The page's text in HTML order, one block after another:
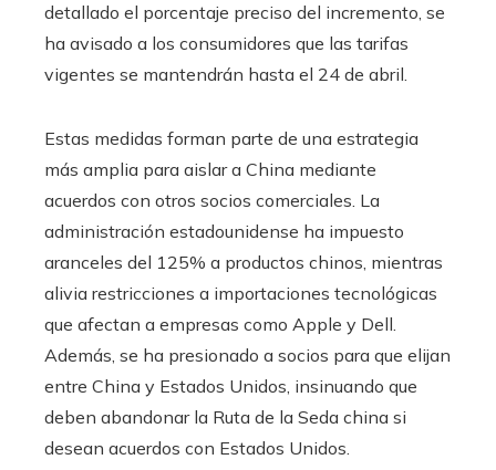
detallado el porcentaje preciso del incremento, se
ha avisado a los consumidores que las tarifas
vigentes se mantendrán hasta el 24 de abril.
Estas medidas forman parte de una estrategia
más amplia para aislar a China mediante
acuerdos con otros socios comerciales. La
administración estadounidense ha impuesto
aranceles del 125% a productos chinos, mientras
alivia restricciones a importaciones tecnológicas
que afectan a empresas como Apple y Dell.
Además, se ha presionado a socios para que elijan
entre China y Estados Unidos, insinuando que
deben abandonar la Ruta de la Seda china si
desean acuerdos con Estados Unidos.